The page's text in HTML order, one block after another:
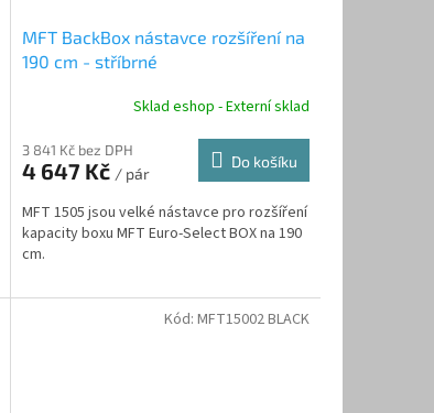
MFT BackBox nástavce rozšíření na
190 cm - stříbrné
Sklad eshop - Externí sklad
3 841 Kč bez DPH
4 647 Kč / pár
Do košíku
MFT 1505 jsou velké nástavce pro rozšíření
kapacity boxu MFT Euro-Select BOX na 190
cm.
Kód: MFT15002 BLACK